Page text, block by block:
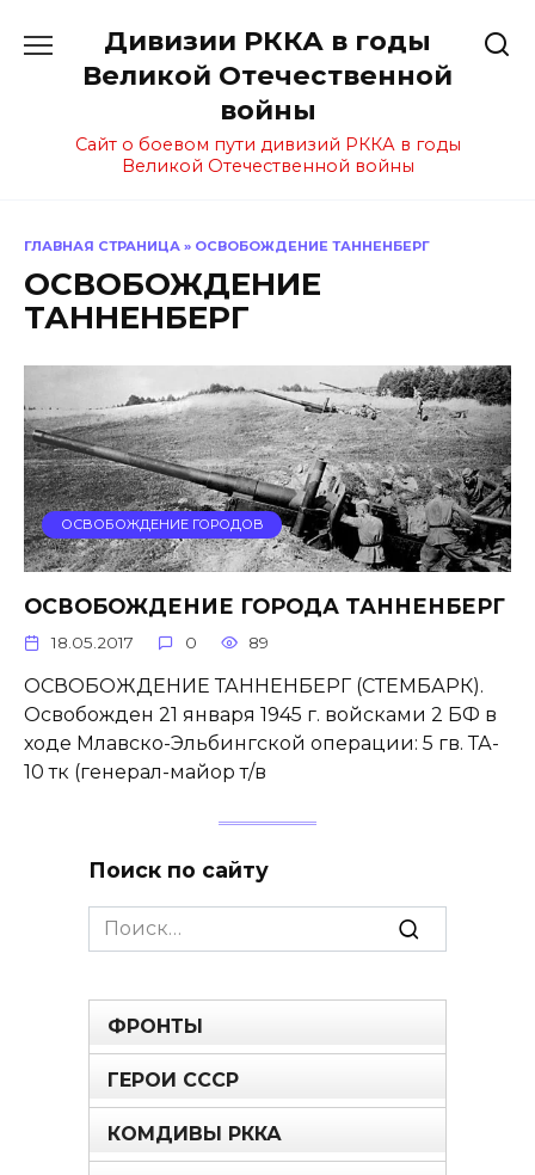
содержанию
Дивизии РККА в годы
Великой Отечественной
войны
Сайт о боевом пути дивизий РККА в годы
Великой Отечественной войны
ГЛАВНАЯ СТРАНИЦА » ОСВОБОЖДЕНИЕ ТАННЕНБЕРГ
ОСВОБОЖДЕНИЕ
ТАННЕНБЕРГ
ОСВОБОЖДЕНИЕ ГОРОДОВ
ОСВОБОЖДЕНИЕ ГОРОДА ТАННЕНБЕРГ
18.05.2017 0 89
ОСВОБОЖДЕНИЕ ТАННЕНБЕРГ (СТЕМБАРК).
Освобожден 21 января 1945 г. войсками 2 БФ в
ходе Млавско-Эльбингской операции: 5 гв. ТА-
10 тк (генерал-майор т/в
Поиск по сайту
Search
for:
ФРОНТЫ
ГЕРОИ СССР
КОМДИВЫ РККА